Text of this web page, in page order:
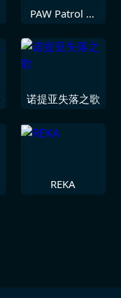
PAW Patrol 汪
诺提亚失落之歌
REKA